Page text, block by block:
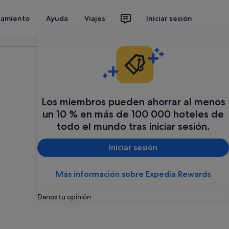
Ayuda Viajes Iniciar sesión
Los miembros pueden ahorrar al menos
un 10 % en más de 100 000 hoteles de
todo el mundo tras iniciar sesión.
Iniciar sesión
Más información sobre Expedia Rewards
Danos tu opinión